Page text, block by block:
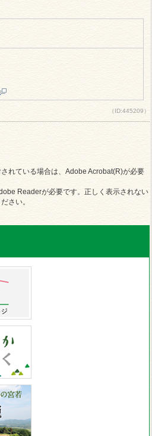
（ID:445209）
れている場合は、Adobe Acrobat(R)が必要
Readerが必要です。正しく表示されない
さい。